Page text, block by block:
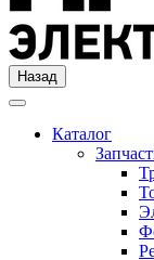
Назад
Каталог